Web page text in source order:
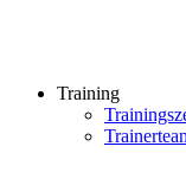
Training